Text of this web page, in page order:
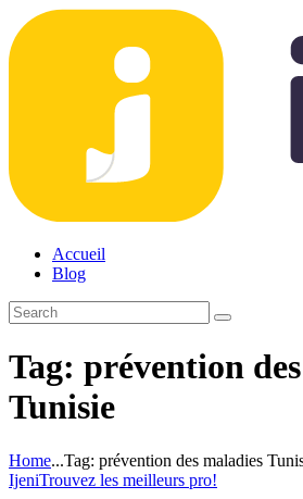
Accueil
Blog
Tag: prévention
Tunisie
Home...Tag: prévention des maladies
IjeniTrouvez les meilleurs pro!